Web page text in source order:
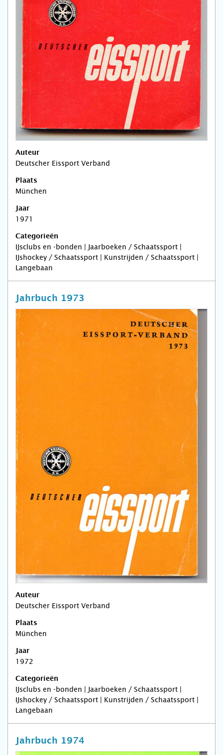
Auteur
Deutscher Eissport Verband
Plaats
München
Jaar
1971
Categorieën
IJsclubs en -bonden | Jaarboeken / Schaatssport |
IJshockey / Schaatssport | Kunstrijden / Schaatssport |
Langebaan
Jahrbuch 1973
Auteur
Deutscher Eissport Verband
Plaats
München
Jaar
1972
Categorieën
IJsclubs en -bonden | Jaarboeken / Schaatssport |
IJshockey / Schaatssport | Kunstrijden / Schaatssport |
Langebaan
Jahrbuch 1974